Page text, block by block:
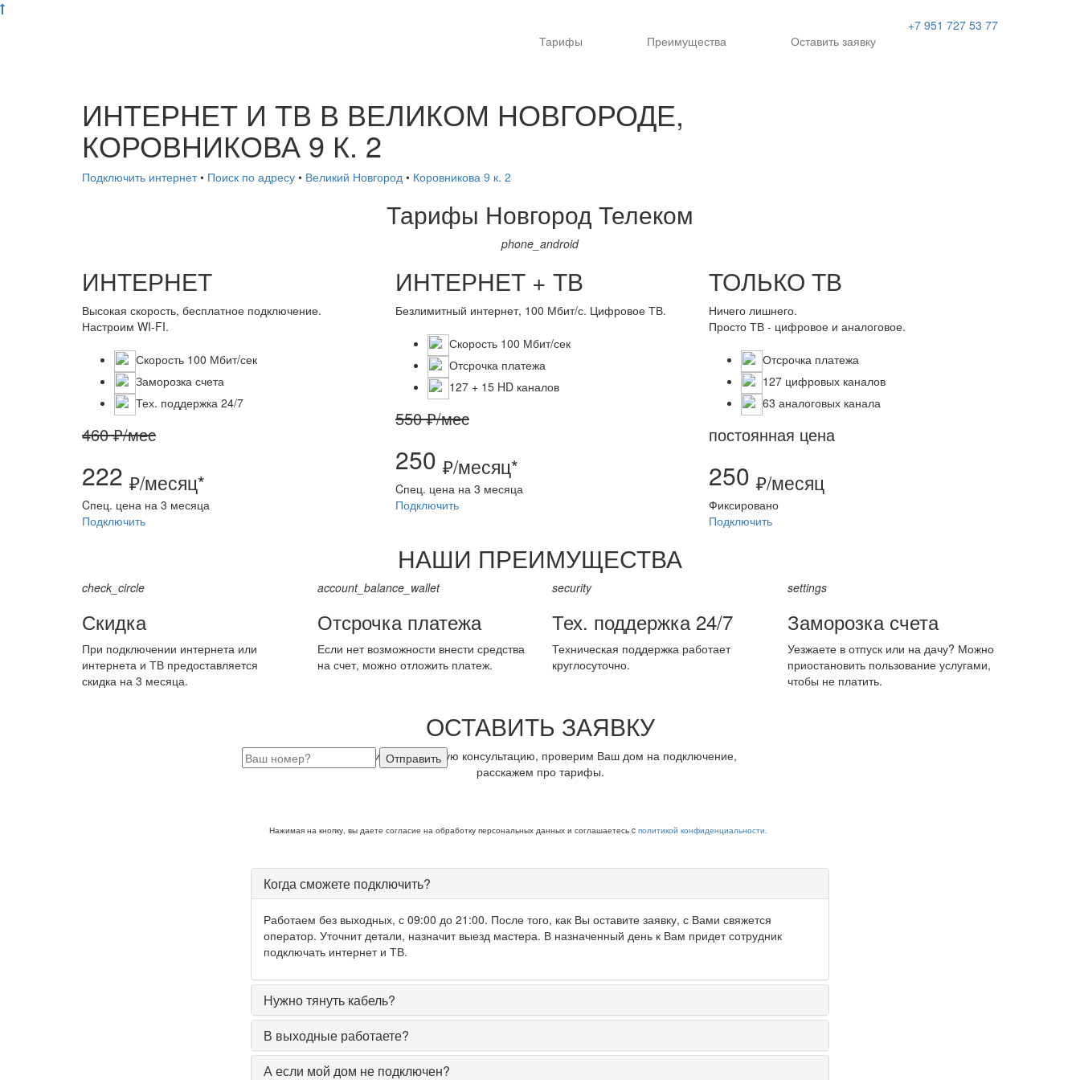
+7 951 727 53 77
Тарифы
Преимущества Оставить заявку
ИНТЕРНЕТ И ТВ В ВЕЛИКОМ НОВГОРОДЕ,
КОРОВНИКОВА 9 К. 2
Подключить интернет• Поиск по адресу • Великий Новгород • Коровникова 9 к. 2
Тарифы Новгород Телеком
phone_android
ИНТЕРНЕТ
Высокая скорость, бесплатное подключение.
Настроим WI-FI.
Скорость 100 Мбит/сек
Заморозка счета
Тех. поддержка 24/7
460 ₽/мес
222 ₽/месяц*
Cпец. цена на 3 месяца
Подключить
ИНТЕРНЕТ + ТВ
Безлимитный интернет, 100 Мбит/с. Цифровое ТВ.
Скорость 100 Мбит/сек
Отсрочка платежа
127 + 15 HD каналов
550 ₽/мес
250 ₽/месяц*
Cпец. цена на 3 месяца
Подключить
ТОЛЬКО ТВ
Ничего лишнего.
Просто ТВ - цифровое и аналоговое.
Отсрочка платежа
127 цифровых каналов
63 аналоговых канала
постоянная цена
250 ₽/месяц
Фиксировано
Подключить
НАШИ ПРЕИМУЩЕСТВА
check_circle
Скидка
При подключении интернета или
интернета и ТВ предоставляется
скидка на 3 месяца.
account_balance_wallet
Отсрочка платежа
Если нет возможности внести средства
на счет, можно отложить платеж.
security
Тех. поддержка 24/7
Техническая поддержка работает
круглосуточно.
settings
Заморозка счета
Уезжаете в отпуск или на дачу? Можно
приостановить пользование услугами,
чтобы не платить.
ОСТАВИТЬ ЗАЯВКУ
Закажите бесплатную консультацию, проверим Ваш дом на подключение,
расскажем про тарифы.
Отправить
Нажимая на кнопку, вы даете согласие на обработку персональных данных и соглашаетесь c политикой конфиденциальности.
Когда сможете подключить?
Работаем без выходных, с 09:00 до 21:00. После того, как Вы оставите заявку, с Вами свяжется
оператор. Уточнит детали, назначит выезд мастера. В назначенный день к Вам придет сотрудник
подключать интернет и ТВ.
Нужно тянуть кабель?
В выходные работаете?
А если мой дом не подключен?